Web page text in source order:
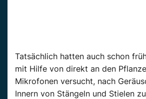
Tatsächlich hatten auch schon
mit Hilfe von direkt an den
Mikrofonen versucht, nach
Innern von Stängeln und Stielen